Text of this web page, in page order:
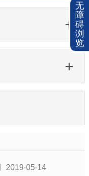
2019-05-14
无
障
碍
浏
览